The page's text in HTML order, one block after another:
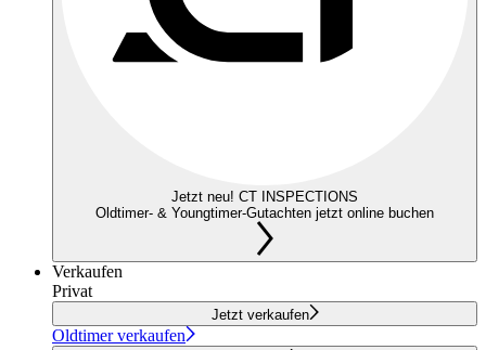
Jetzt neu! CT INSPECTIONS
Oldtimer- & Youngtimer-Gutachten jetzt online buchen
Verkaufen
Privat
Jetzt verkaufen
Oldtimer verkaufen